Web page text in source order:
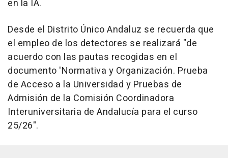
en la IA.
Desde el Distrito Único Andaluz se recuerda que
el empleo de los detectores se realizará "de
acuerdo con las pautas recogidas en el
documento 'Normativa y Organización. Prueba
de Acceso a la Universidad y Pruebas de
Admisión de la Comisión Coordinadora
Interuniversitaria de Andalucía para el curso
25/26".